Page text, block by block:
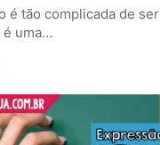
é tão complicada de ser
é uma…